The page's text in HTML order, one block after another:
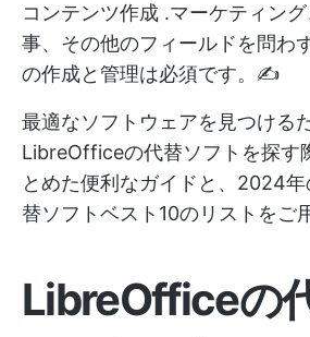
コンテンツ作成 .マーケティン
事、その他のフィールドを問わ
の作成と管理は必須です。✍️
最適なソフトウェアを見つける
LibreOfficeの代替ソフトを探す
とめた便利なガイドと、2024
替ソフトベスト10のリストをご
LibreOfficeの